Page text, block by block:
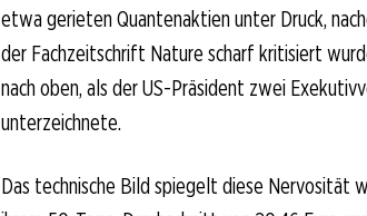
etwa gerieten Quantenaktien unter Druck,
der Fachzeitschrift Nature scharf kritisiert
nach oben, als der US-Präsident zwei
unterzeichnete.
Das technische Bild spiegelt diese Nervosität